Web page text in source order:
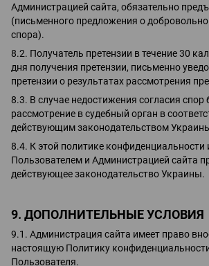
Администрацией сайта, обязательно
(письменного предложения о
спора).
8.2. Получатель претензии в течение 30
дня получения претензии, письменно
претензии о результатах рассмотрения
8.3. В случае недостижения согласия спор
рассмотрение в судебный орган в
действующим законодательством
8.4. К этой политике
Пользователем и Администрацией сайта
действующее законодательство Украины.
9. ДОПОЛНИТЕЛЬНЫЕ УСЛОВИЯ
9.1. Администрация сайта имеет право
настоящую Политику
Пользователя.